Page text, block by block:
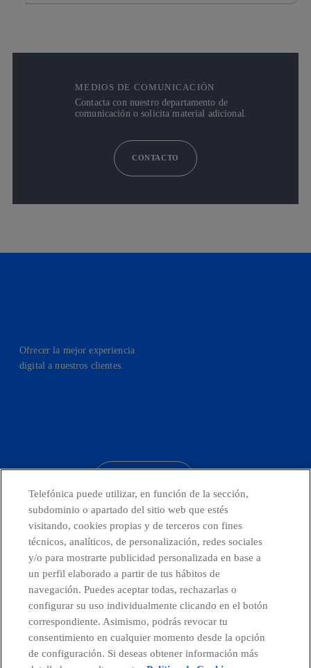
MEDIOS DE COMUNICACIÓN
Contacta con nuestro departamento de
comunicación o solicita material adicional.
CONTACTO
Ofrecer la mejor experiencia
digital a nuestros clientes.
Países y Unidades emergentes
Canal de Denuncias
Centro Global Transparencia
Telefónica puede utilizar, en función de la sección,
subdominio o apartado del sitio web que estés
visitando, cookies propias y de terceros con fines
técnicos, analíticos, de personalización, redes sociales
y/o para mostrarte publicidad personalizada en base a
un perfil elaborado a partir de tus hábitos de
navegación. Puedes aceptar todas, rechazarlas o
configurar su uso individualmente clicando en el botón
correspondiente. Asimismo, podrás revocar tu
consentimiento en cualquier momento desde la opción
de configuración. Si deseas obtener información más